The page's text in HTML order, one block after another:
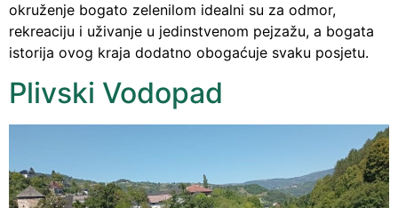
okruženje bogato zelenilom idealni su za odmor,
rekreaciju i uživanje u jedinstvenom pejzažu, a bogata
istorija ovog kraja dodatno obogaćuje svaku posjetu.
Plivski Vodopad